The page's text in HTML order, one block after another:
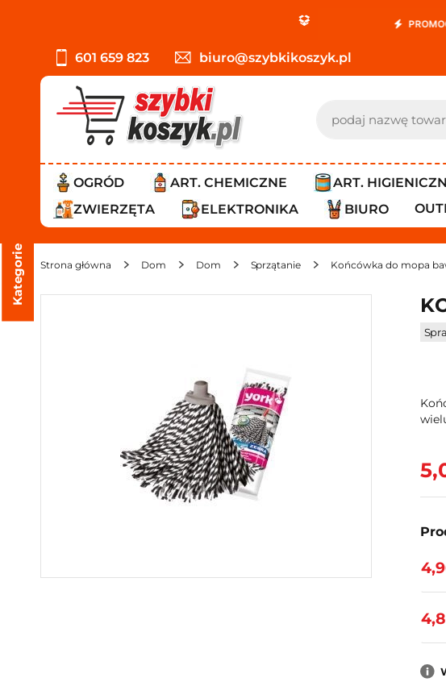
PROMOCJA:
601 659 823 biuro@szybkikoszyk.pl
OGRÓD ART. CHEMICZNE ART.
ZWIERZĘTA
ELEKTRONIKA BIURO
Strona główna Dom Dom Sprzątanie Końcówka do mopa
Kategorie